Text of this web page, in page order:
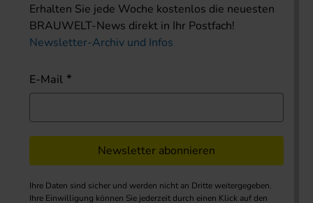
Erhalten Sie jede Woche kostenlos die neuesten
BRAUWELT-News direkt in Ihr Postfach!
Newsletter-Archiv und Infos
E-Mail
Newsletter abonnieren
Ihre Daten sind sicher und werden nicht an Dritte weitergegeben.
Ihre Einwilligung können Sie jederzeit durch einen Klick auf den